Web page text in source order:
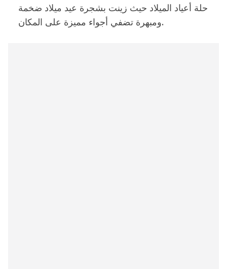
حلة أعياد الميلاد حيث زينت بشجرة عيد ميلاد ضخمة
ومبهرة تضفي أجواء مميزة على المكان.